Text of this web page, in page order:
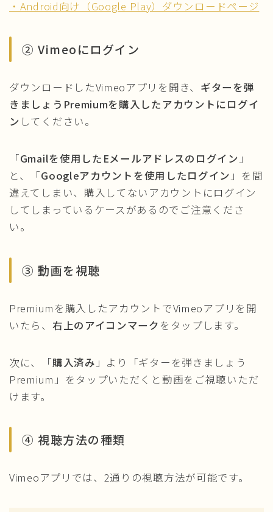
・Android向け（Google Play）ダウンロードページ
② Vimeoにログイン
ダウンロードしたVimeoアプリを開き、 ギターを弾
きましょうPremiumを購入したアカウントにログイ
ン してください。
「Gmailを使用したEメールアドレスのログイン 」
と、「Googleアカウントを使用したログイン 」を間
違えてしまい、購入してないアカウントにログイン
してしまっているケースがあるのでご注意くださ
い。
③ 動画を視聴
Premiumを購入したアカウントでVimeoアプリを開
いたら、 右上のアイコンマーク をタップします。
次に、「購入済み 」より「ギターを弾きましょう
Premium」をタップいただくと動画をご視聴いただ
けます。
④ 視聴方法の種類
Vimeoアプリでは、2通りの視聴方法が可能です。